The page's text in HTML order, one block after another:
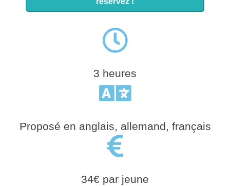
3 heures
Proposé en anglais, allemand, français
34€ par jeune